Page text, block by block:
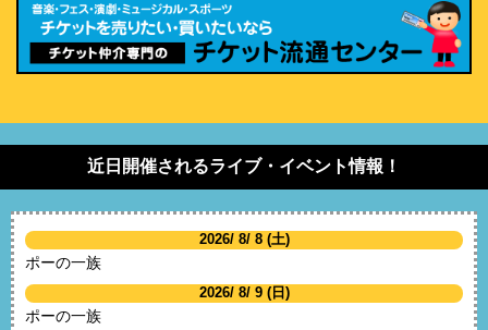
近日開催されるライブ・イベント情報！
2026/ 8/ 8 (土)
ポーの一族
2026/ 8/ 9 (日)
ポーの一族